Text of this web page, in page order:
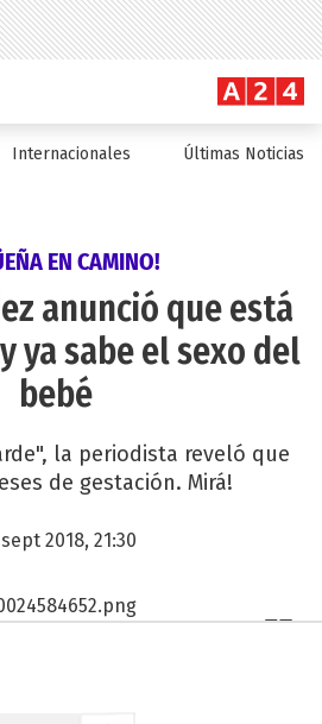
Internacionales Últimas Noticias
EN CAMINO!
anunció que está
ya sabe el sexo del
bebé
la periodista reveló que
de gestación. Mirá!
2018, 21:30